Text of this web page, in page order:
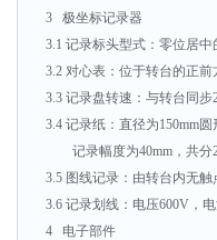
3 极坐标记录器
3.1 记录标头型式：零位居中
3.2 对心表：位于转台的正
3.3 记录盘转速：与转台同步
3.4 记录纸：直径为150mm
记录幅度为40mm，共分
3.5 图线记录：由转台内无
3.6 记录划线：电压600V，
4 电子部件